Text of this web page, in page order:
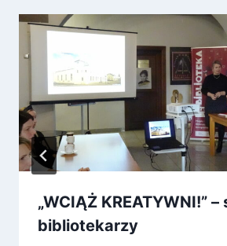
„WCIĄŻ KREATYWNI!”
bibliotekarzy